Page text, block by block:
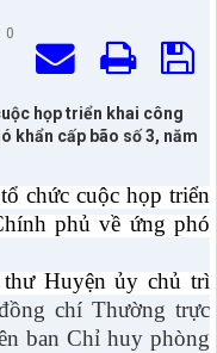
0
họp triển khai công
khẩn cấp bão số 3, năm
chức cuộc họp triển
phủ về ứng phó
Huyện ủy chủ trì
chí Thường trực
ban Chỉ huy phòng